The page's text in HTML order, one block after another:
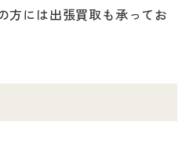
には出張買取も承ってお